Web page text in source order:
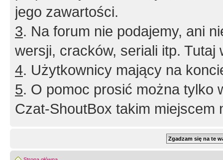
jego zawartości.
3. Na forum nie podajemy, ani
wersji, cracków, seriali itp. Tutaj
4. Użytkownicy mający na
5. O pomoc prosić można tylko
Czat-ShoutBox takim miejscem